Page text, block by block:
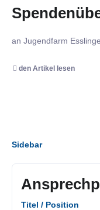
an Jugendfarm
den Artikel lesen
Sidebar
Titel / Position